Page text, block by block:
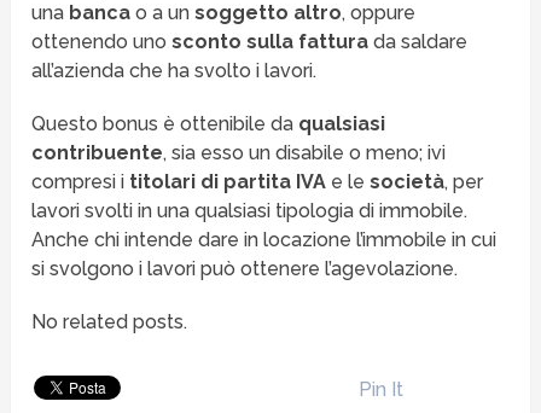
una banca o a unsoggetto altro, oppure
ottenendo unosconto sulla fattura da saldare
all’azienda che ha svolto i lavori.
Questo bonus è ottenibile da qualsiasi
contribuente, sia esso un disabile o meno; ivi
compresi i titolari di partita IVA e lesocietà, per
lavori svolti in una qualsiasi tipologia di immobile.
Anche chi intende dare in locazione l’immobile in cui
si svolgono i lavori può ottenere l’agevolazione.
No related posts.
Pin It